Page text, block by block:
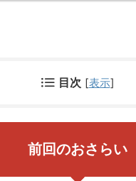
目次 [表示]
前回のおさらい